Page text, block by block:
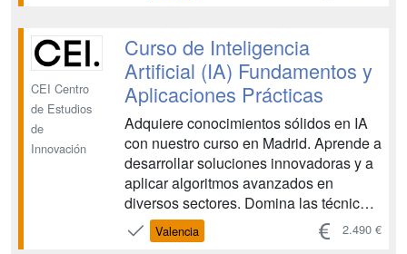
Inteligencia Artificial!. Hay cuatro
convocatorias...
CEI Centro
de Estudios
de
Innovación
Curso de Inteligencia
Artificial (IA) Fundamentos y
Aplicaciones Prácticas
Adquiere conocimientos sólidos en IA
con nuestro curso en Madrid. Aprende a
desarrollar soluciones innovadoras y a
aplicar algoritmos avanzados en
diversos sectores. Domina las técnicas
de Machine Learning, Deep Learning y
procesamiento del lenguaje natural.
Valencia 2.490 €